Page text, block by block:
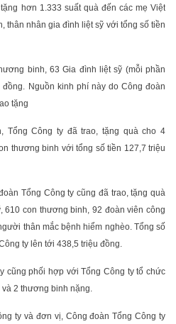
hơn 1.333 suất quà đến các mẹ Việt
thân nhân gia đình liệt sỹ với tổng số tiền
binh, 63 Gia đình liệt sỹ (mỗi phần
Nguồn kinh phí này do Công đoàn
tặng
Tổng Công ty đã trao, tặng quà cho 4
thương binh với tổng số tiền 127,7 triệu
Tổng Công ty cũng đã trao, tặng quà
610 con thương binh, 92 đoàn viên công
thân mắc bệnh hiểm nghèo. Tổng số
ty lên tới 438,5 triệu đồng.
cũng phối hợp với Tổng Công ty tổ chức
và 2 thương binh nặng.
ty và đơn vị, Công đoàn Tổng Công ty